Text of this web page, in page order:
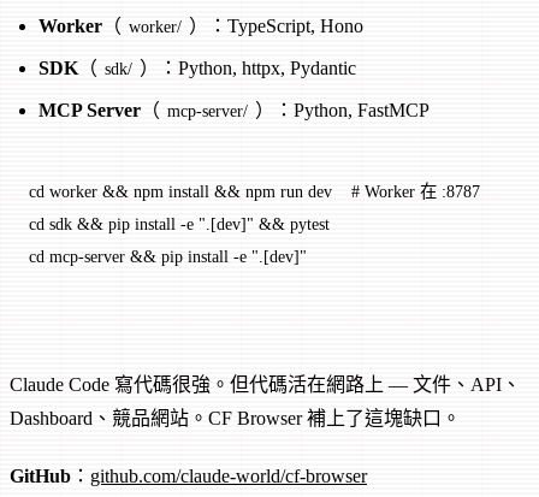
Worker （ worker/ ）：TypeScript, Hono
SDK （ sdk/ ）：Python, httpx, Pydantic
MCP Server （ mcp-server/ ）：Python, FastMCP
cd worker && npm install && npm run dev
    # Worker 在 :8787
cd sdk && pip install -e ".[dev]" && pytest
cd mcp-server && pip install -e ".[dev]"
Claude Code 寫代碼很強。但代碼活在網路上 — 文件、API、
Dashboard、競品網站。CF Browser 補上了這塊缺口。
GitHub ： github.com/claude-world/cf-browser